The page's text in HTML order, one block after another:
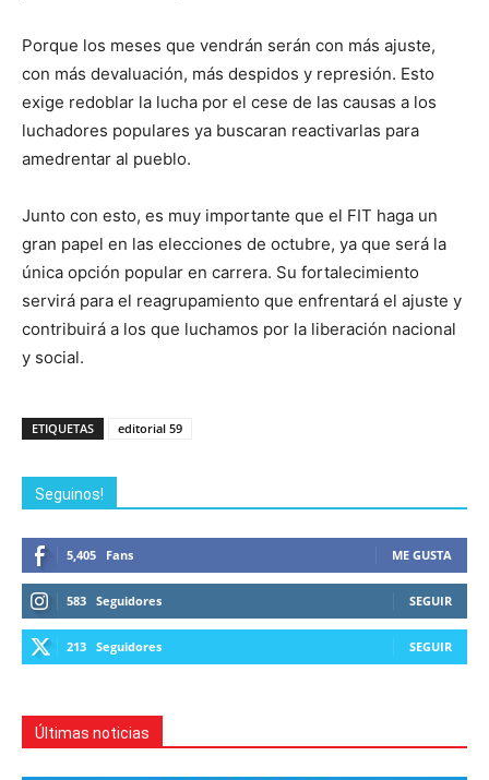
Porque los meses que vendrán serán con más ajuste,
con más devaluación, más despidos y represión. Esto
exige redoblar la lucha por el cese de las causas a los
luchadores populares ya buscaran reactivarlas para
amedrentar al pueblo.
Junto con esto, es muy importante que el FIT haga un
gran papel en las elecciones de octubre, ya que será la
única opción popular en carrera. Su fortalecimiento
servirá para el reagrupamiento que enfrentará el ajuste y
contribuirá a los que luchamos por la liberación nacional
y social.
ETIQUETAS editorial 59
Seguinos!
5,405 Fans ME GUSTA
583 Seguidores SEGUIR
213 Seguidores SEGUIR
Últimas noticias